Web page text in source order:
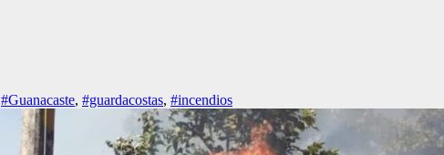
#Guanacaste, #guardacostas, #incendios